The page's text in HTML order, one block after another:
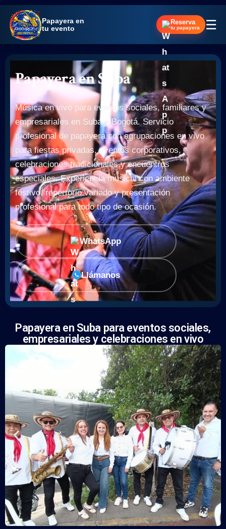
Papayera en
tu evento
Reserva
tu papayera ☰
Papayera en Suba
Música en vivo para eventos sociales, familiares y
empresariales en Suba y Bogotá. Servicio
profesional de papayera con agrupaciones en vivo
para fiestas privadas, eventos corporativos,
celebraciones tradicionales y encuentros
especiales. Experiencia musical con ambiente
festivo, repertorio variado y presentación
profesional para todo tipo de ocasión.
WhatsApp
Llámanos
Papayera en Suba para eventos sociales,
empresariales y celebraciones en vivo